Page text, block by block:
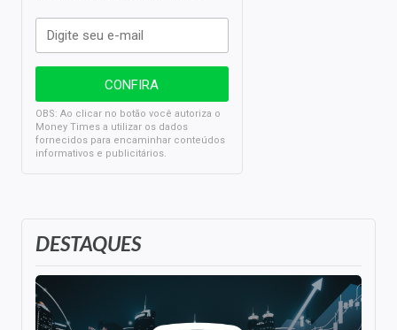
DESTAQUES
OBS: Ao clicar no botão você autoriza o
Money Times a utilizar os dados
fornecidos para encaminhar conteúdos
informativos e publicitários.